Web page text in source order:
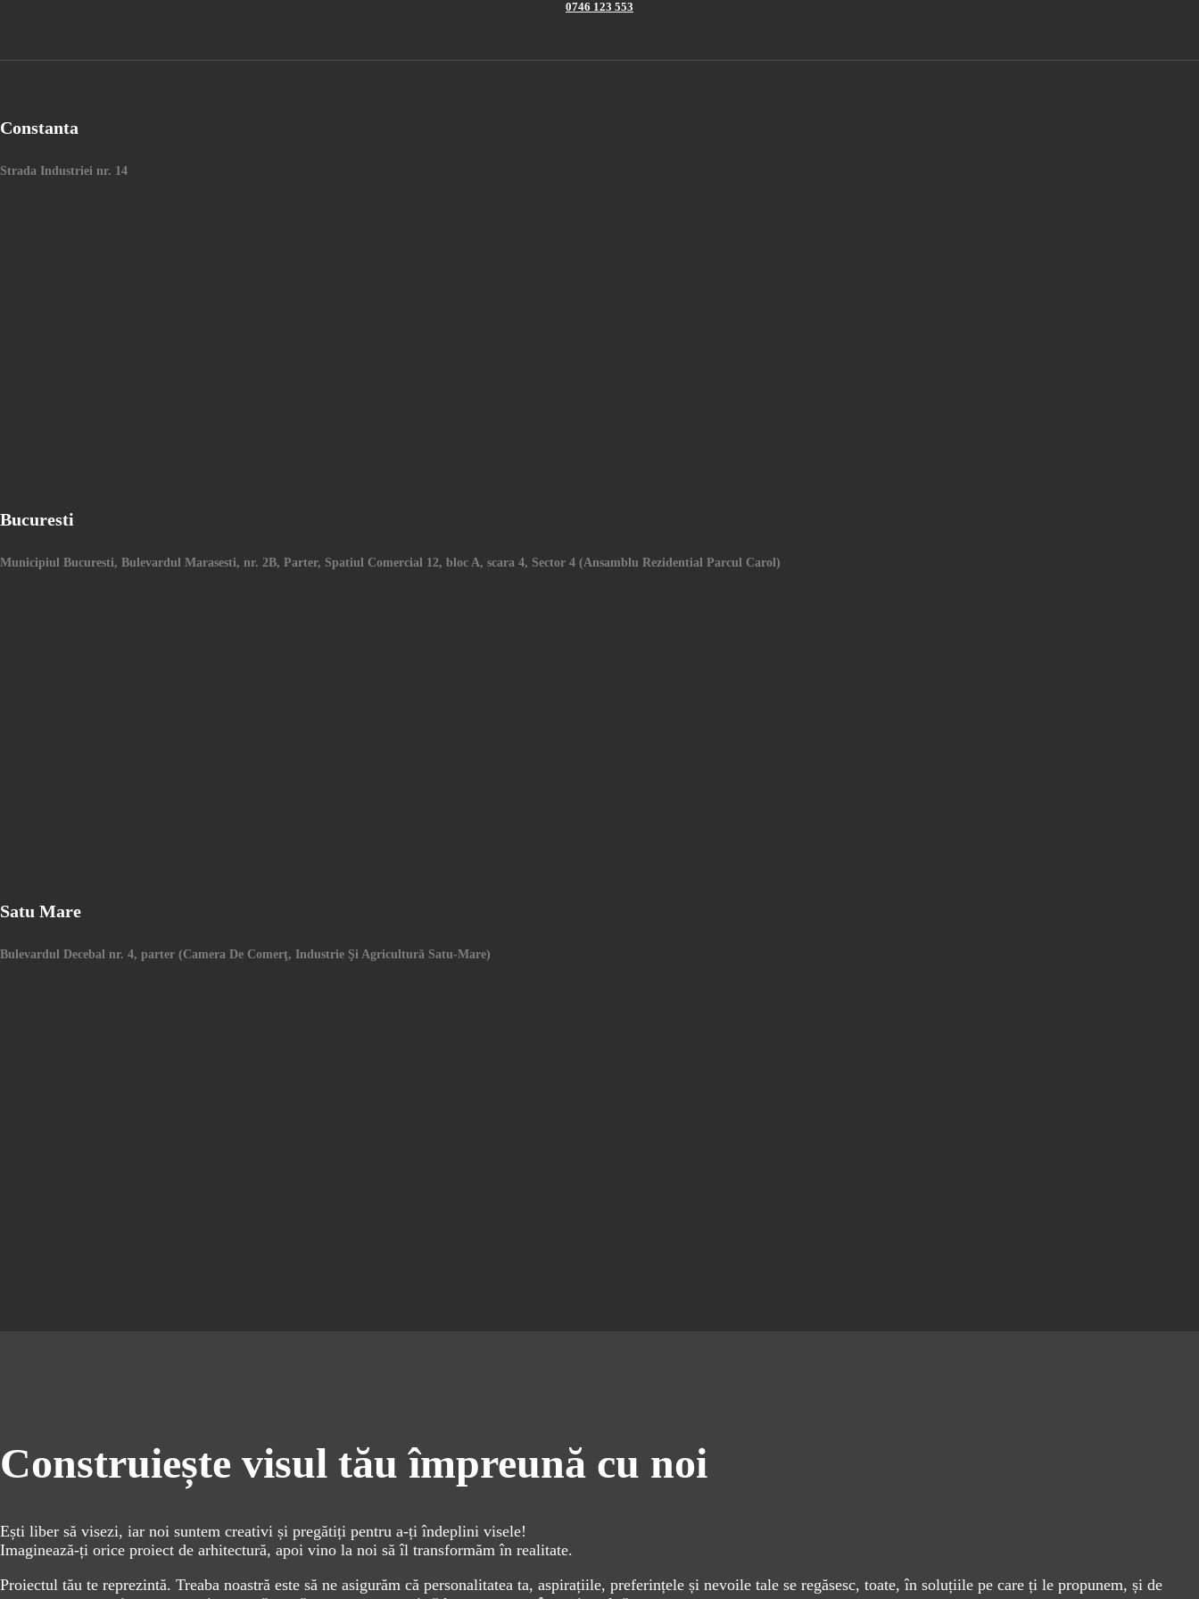
0746 123 553
Constanta
Strada Industriei nr. 14
Bucuresti
Municipiul Bucuresti, Bulevardul Marasesti, nr. 2B, Parter, Spatiul Comercial 12, bloc A, scara 4, Sector 4 (Ansamblu Rezidential Parcul Carol)
Satu Mare
Bulevardul Decebal nr. 4, parter (Camera De Comerţ, Industrie Şi Agricultură Satu-Mare)
Construiește visul tău împreună cu noi
Ești liber să visezi, iar noi suntem creativi și pregătiți pentru a-ți îndeplini visele!
Imaginează-ți orice proiect de arhitectură, apoi vino la noi să îl transformăm în realitate.
Proiectul tău te reprezintă. Treaba noastră este să ne asigurăm că personalitatea ta, aspirațiile, preferințele și nevoile tale se regăsesc, toate, în soluțiile pe care ți le propunem, și de